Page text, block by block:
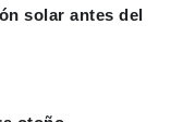
solar antes del